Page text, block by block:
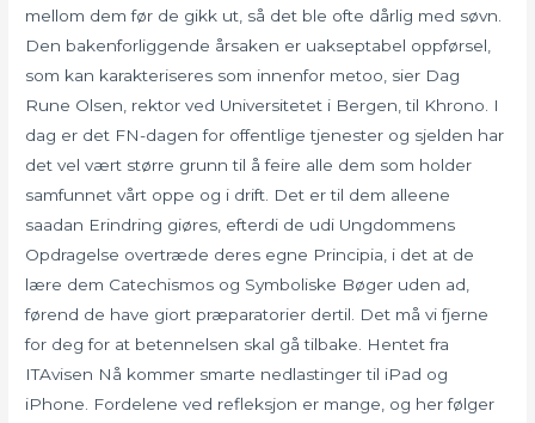
mellom dem før de gikk ut, så det ble ofte dårlig med søvn.
Den bakenforliggende årsaken er uakseptabel oppførsel,
som kan karakteriseres som innenfor metoo, sier Dag
Rune Olsen, rektor ved Universitetet i Bergen, til Khrono. I
dag er det FN-dagen for offentlige tjenester og sjelden har
det vel vært større grunn til å feire alle dem som holder
samfunnet vårt oppe og i drift. Det er til dem alleene
saadan Erindring giøres, efterdi de udi Ungdommens
Opdragelse overtræde deres egne Principia, i det at de
lære dem Catechismos og Symboliske Bøger uden ad,
førend de have giort præparatorier dertil. Det må vi fjerne
for deg for at betennelsen skal gå tilbake. Hentet fra
ITAvisen Nå kommer smarte nedlastinger til iPad og
iPhone. Fordelene ved refleksjon er mange, og her følger